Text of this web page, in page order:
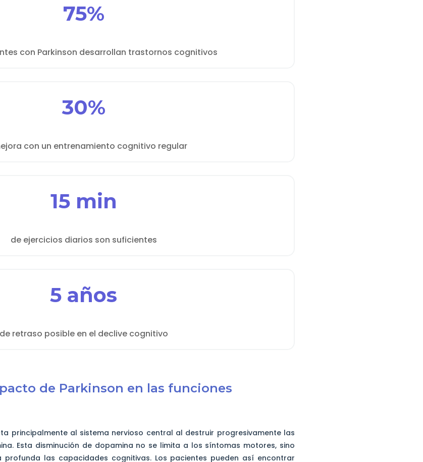
75%
con Parkinson desarrollan trastornos cognitivos
30%
con un entrenamiento cognitivo regular
15 min
de ejercicios diarios son suficientes
5 años
de retraso posible en el declive cognitivo
de Parkinson en las funciones
principalmente al sistema nervioso central al destruir progresivamente las
Esta disminución de dopamina no se limita a los síntomas motores, sino
las capacidades cognitivas. Los pacientes pueden así encontrar